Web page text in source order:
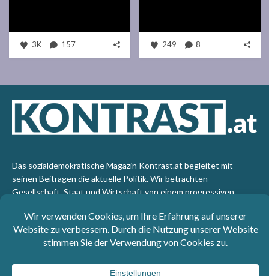
3K 157 249 8
Das sozialdemokratische Magazin Kontrast.at begleitet mit
seinen Beiträgen die aktuelle Politik. Wir betrachten
Gesellschaft, Staat und Wirtschaft von einem progressiven,
sozialen Gerechtigkeit auf die Welt.
Impressum: SPÖ-Klub - 1017 Wien - Telefon: +43 1 40110-